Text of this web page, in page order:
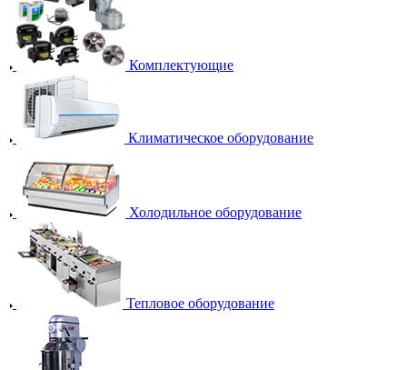
Комплектующие
Климатическое оборудование
Холодильное оборудование
Тепловое оборудование